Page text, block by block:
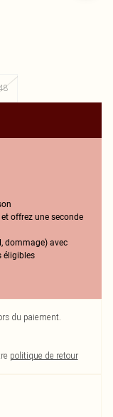
offrez une seconde
dommage) avec
éligibles
du paiement.
politique de retour